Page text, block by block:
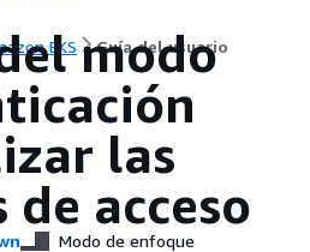
EKS Guía del usuario
modo
las
acceso
Modo de enfoque